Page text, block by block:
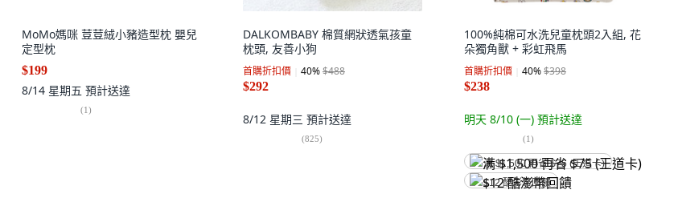
MoMo媽咪 荳荳絨小豬造型枕 嬰兒
定型枕
$199
8/14 星期五 預計送達
(1)
DALKOMBABY 棉質網狀透氣孩童
枕頭, 友善小狗
首購折扣價 40%$488
$292
8/12 星期三 預計送達
(825)
100%純棉可水洗兒童枕頭2入組, 花
朵獨角獸 + 彩虹飛馬
首購折扣價 40%$398
$238
明天 8/10 (一) 預計送達
(1)
满 $1,500 再省 $75 (王道卡)
$12 酷澎幣回饋